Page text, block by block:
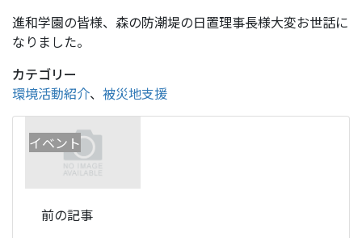
進和学園の皆様、森の防潮堤の日置理事長様大変お世話に
なりました。
カテゴリー
環境活動紹介、 被災地支援
イベント
前の記事